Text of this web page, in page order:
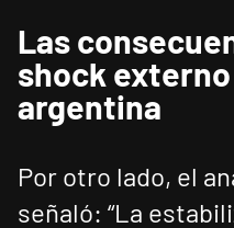
Las
shock
argentina
Por otro lado, el
señaló: “La